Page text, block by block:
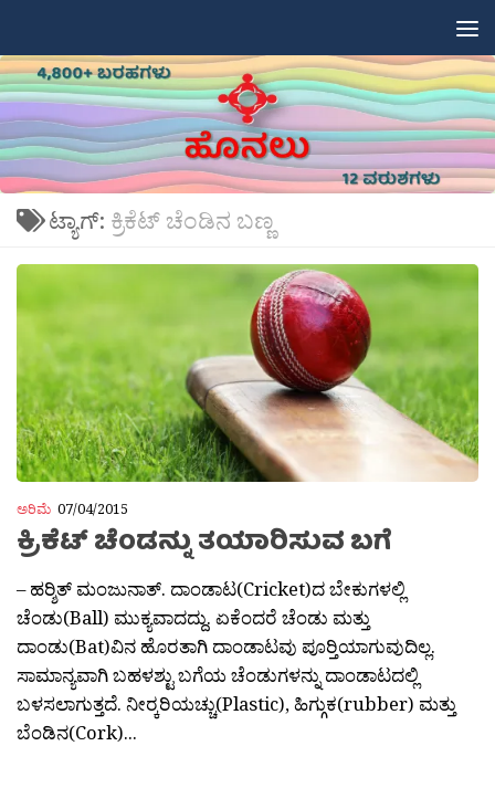
ಟ್ಯಾಗ್: ಕ್ರಿಕೆಟ್ ಚೆಂಡಿನ ಬಣ್ಣ
ಅರಿಮೆ 07/04/2015
ಕ್ರಿಕೆಟ್ ಚೆಂಡನ್ನು ತಯಾರಿಸುವ ಬಗೆ
– ಹರ‍್ಶಿತ್ ಮಂಜುನಾತ್. ದಾಂಡಾಟ(Cricket)ದ ಬೇಕುಗಳಲ್ಲಿ
ಚೆಂಡು(Ball) ಮುಕ್ಯವಾದದ್ದು. ಏಕೆಂದರೆ ಚೆಂಡು ಮತ್ತು
ದಾಂಡು(Bat)ವಿನ ಹೊರತಾಗಿ ದಾಂಡಾಟವು ಪೂರ‍್ತಿಯಾಗುವುದಿಲ್ಲ.
ಸಾಮಾನ್ಯವಾಗಿ ಬಹಳಶ್ಟು ಬಗೆಯ ಚೆಂಡುಗಳನ್ನು ದಾಂಡಾಟದಲ್ಲಿ
ಬಳಸಲಾಗುತ್ತದೆ. ನೀರ‍್ಕರಿಯಚ್ಚು(Plastic), ಹಿಗ್ಗುಕ(rubber) ಮತ್ತು
ಬೆಂಡಿನ(Cork)...